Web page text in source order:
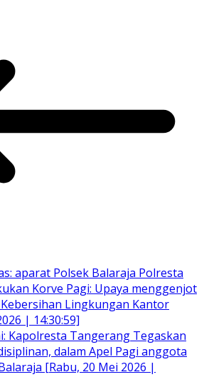
aparat Polsek Balaraja Polresta
Korve Pagi: Upaya menggenjot
Lingkungan Kantor
| 14:30:59]
Kapolresta Tangerang Tegaskan
dalam Apel Pagi anggota
[Rabu, 20 Mei 2026 |